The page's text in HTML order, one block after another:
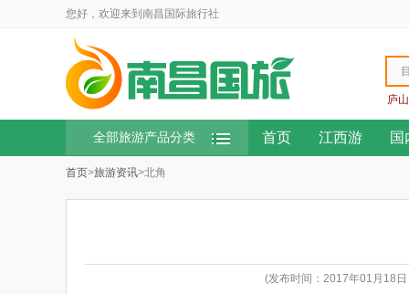
您好，欢迎来到南昌国际旅行社
庐山
全部旅游产品分类 首页 江西游 国
首页>旅游资讯>北角
(发布时间：2017年01月18